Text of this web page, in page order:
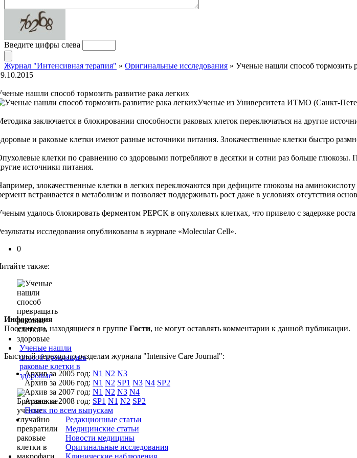
Введите цифры слева
Журнал "Интенсивная терапия" » Оригинальные исследования » Ученые нашли способ тормозить
нашли способ тормозить развитие рака легких
Ученые из Университета ИТМО (Санкт-
заключается в блокировании способности раковых клеток переключаться на другие
и раковые клетки имеют разные источники питания. Злокачественные клетки быстро
клетки по сравнению со здоровыми потребляют в десятки и сотни раз больше глюкозы.
источники питания.
злокачественные клетки в легких переключаются при дефиците глюкозы на
встраивается в метаболизм и позволяет поддерживать рост даже в условиях отсутствия
удалось блокировать ферментом PEPCK в опухолевых клетках, что привело с задержке
исследования опубликованы в журнале «Molecular Cell».
0
также:
Ученые нашли
способ превращать
раковые клетки в
здоровые
Информация
Посетители, находящиеся в группе Гости, не могут оставлять комментарии к данной публикации.
Быстрый переход по разделам журнала "Intensive Care Journal":
Архив за 2005 год: N1 N2 N3
Архив за 2006 год: N1 N2 SP1 N3 N4 SP2
Архив за 2007 год: N1 N2 N3 N4
Архив за 2008 год: SP1 N1 N2 SP2
Поиск по всем выпускам
Редакционные статьи
Медицинские статьи
Новости медицины
Оригинальные исследования
Клинические наблюдения